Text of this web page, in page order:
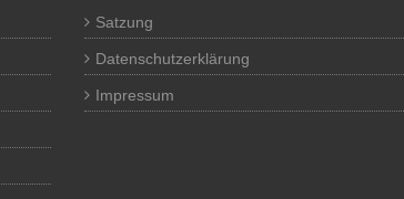
Satzung
Datenschutzerklärung
Impressum